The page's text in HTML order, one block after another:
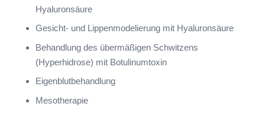
Hyaluronsäure
Gesicht- und Lippenmodelierung mit Hyaluronsäure
Behandlung des übermäßigen Schwitzens
(Hyperhidrose) mit Botulinumtoxin
Eigenblutbehandlung
Mesotherapie